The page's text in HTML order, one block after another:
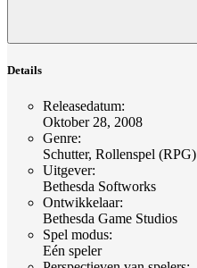
Details
Releasedatum:
Oktober 28, 2008
Genre:
Schutter, Rollenspel (RPG)
Uitgever:
Bethesda Softworks
Ontwikkelaar:
Bethesda Game Studios
Spel modus:
Eén speler